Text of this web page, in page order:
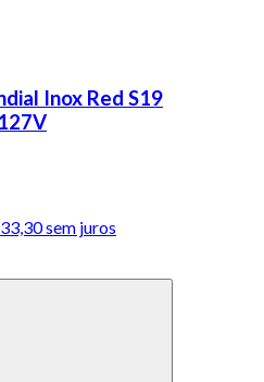
Inox Red S19
sem juros